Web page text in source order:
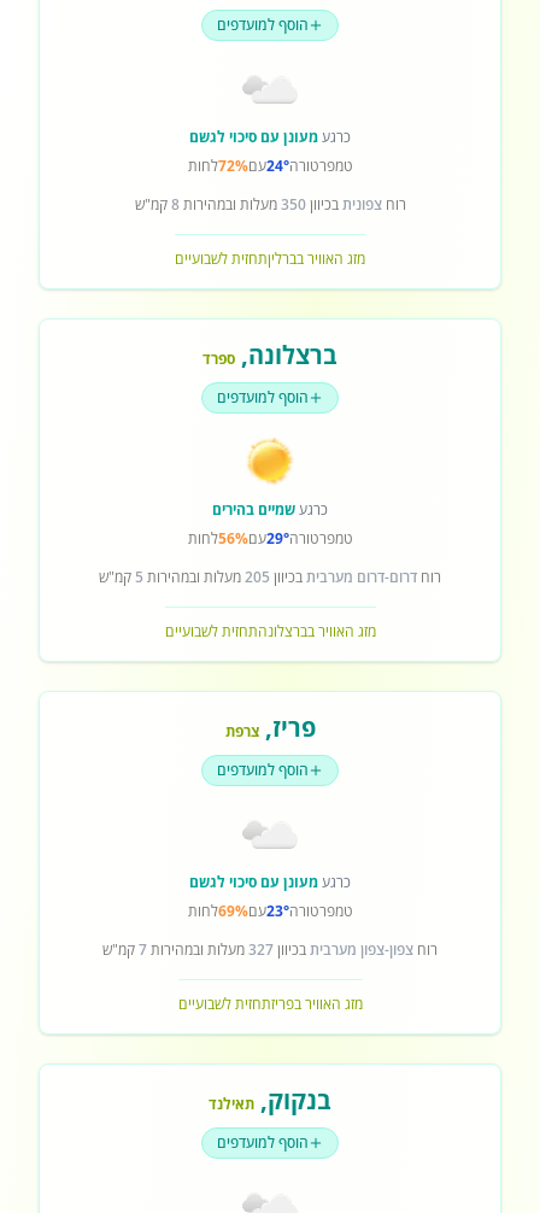
הוסף למועדפים
כרגעמעונן עם סיכוי לגשם
טמפרטורה24°עם72%לחות
רוחצפוניתבכיוון350מעלות ובמהירות8קמ"ש
מזג האוויר בברליןתחזית לשבועיים
ברצלונה, ספרד
הוסף למועדפים
כרגעשמיים בהירים
טמפרטורה29°עם56%לחות
רוח דרום-דרום מערביתבכיוון 205מעלות ובמהירות 5 קמ"ש
מזג האוויר בברצלונהתחזית לשבועיים
פריז,צרפת
הוסף למועדפים
כרגעמעונן עם סיכוי לגשם
טמפרטורה23°עם69%לחות
רוח צפון-צפון מערביתבכיוון327מעלות ובמהירות7קמ"ש
מזג האוויר בפריזתחזית לשבועיים
בנקוק, תאילנד
הוסף למועדפים